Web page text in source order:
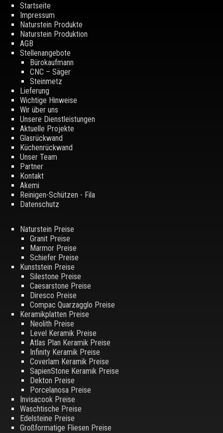
Startseite
Impressum
Naturstein Produkte
Naturstein Produktion
AGB
Stellenangebote
Bürokaufmann
CNC – Säger
Steinmetz
Lieferung
Wichtige Hinweise
Wir über uns
Unsere Dienstleistungen
Aktuelle Projekte
Glasrückwand
Küchenrückwand
Unser Team
Partner
Kontakt
Akemi
Reinigen-Schützen - Fila
Datenschutz
Naturstein Preise
Granit Preise
Marmor Preise
Schiefer Preise
Kunststein Preise
Silestone Preise
Caesarstone Preise
Diresco Preise
Compac Quarzagglo Preise
Keramikplatten Preise
Neolith Preise
Level Keramik Preise
Atlas Plan Keramik Preise
Infinity Keramik Preise
Coverlam Keramik Preise
SapienStone Keramik Preise
Dekton Preise
Porcelanosa Preise
Invisacook Preise
Waschtische Preise
Edelsteine Preise
Großformatige Fliesen Preise